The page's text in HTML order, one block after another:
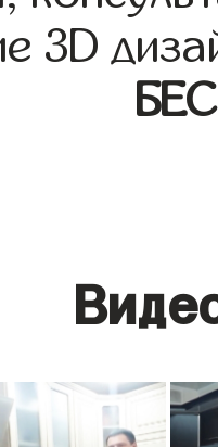
3D